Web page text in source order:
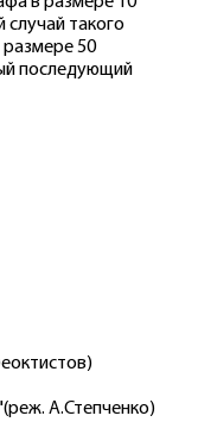
такого
размере 50
последующий
А.Степченко)